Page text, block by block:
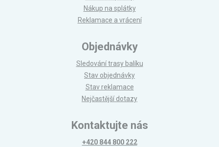
Nákup na splátky
Reklamace a vrácení
Objednávky
Sledování trasy balíku
Stav objednávky
Stav reklamace
Nejčastější dotazy
Kontaktujte nás
+420 844 800 222